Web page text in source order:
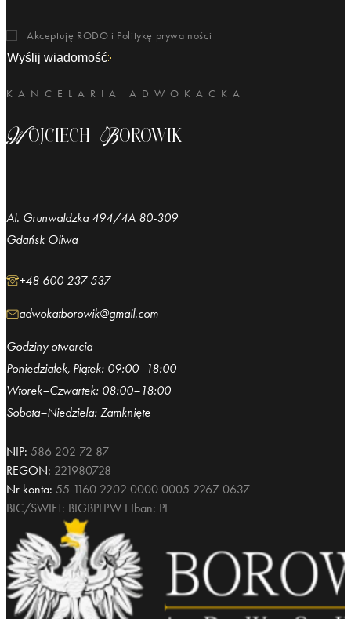
NIP: 586 202 72 87
REGON: 221980728
Nr konta: 55 1160 2202 0000 0005 2267 0637
BIC/SWIFT: BIGBPLPW I Iban: PL
KANCELARIA ADWOKACKA
Wojciech Borowik
Al. Grunwaldzka 494/4A 80-309
Gdańsk Oliwa
+48 600 237 537
adwokatborowik@gmail.com
Godziny otwarcia
Poniedziałek, Piątek: 09:00–18:00
Wtorek–Czwartek: 08:00–18:00
Sobota–Niedziela: Zamknięte
Akceptuję RODO i Politykę prywatności
Wyślij wiadomość